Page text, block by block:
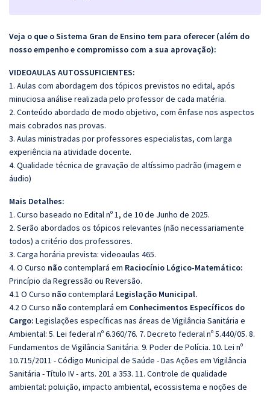
Veja o que o Sistema Gran de Ensino tem para oferecer (além do
nosso empenho e compromisso com a sua aprovação):
VIDEOAULAS AUTOSSUFICIENTES:
1. Aulas com abordagem dos tópicos previstos no edital, após
minuciosa análise realizada pelo professor de cada matéria.
2. Conteúdo abordado de modo objetivo, com ênfase nos aspectos
mais cobrados nas provas.
3. Aulas ministradas por professores especialistas, com larga
experiência na atividade docente.
4. Qualidade técnica de gravação de altíssimo padrão (imagem e
áudio)
Mais Detalhes:
1. Curso baseado no Edital nº 1, de 10 de Junho de 2025.
2. Serão abordados os tópicos relevantes (não necessariamente
todos) a critério dos professores.
3. Carga horária prevista: videoaulas 465.
4. O Curso nãocontemplará em Raciocínio Lógico-Matemático:
Princípio da Regressão ou Reversão.
4.1 O Curso nãocontemplará Legislação Municipal.
4.2 O Curso nãocontemplará em Conhecimentos Específicos do
Cargo: Legislações específicas nas áreas de Vigilância Sanitária e
Ambiental: 5. Lei federal nº 6.360/76. 7. Decreto federal nº 5.440/05. 8.
Fundamentos de Vigilância Sanitária. 9. Poder de Polícia. 10. Lei nº
10.715/2011 - Código Municipal de Saúde - Das Ações em Vigilância
Sanitária - Título IV - arts. 201 a 353. 11. Controle de qualidade
ambiental: poluição, impacto ambiental, ecossistema e noções de